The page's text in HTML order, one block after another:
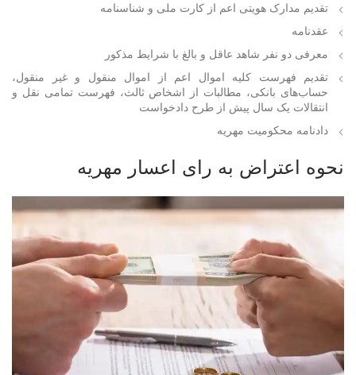
تقدیم مدارک هویتی اعم از کارت ملی و شناسنامه
عقدنامه
معرفی دو نفر شاهد عاقل و بالغ با شرایط مذکور
تقدیم فهرست کلیه اموال اعم از اموال منقول و غیر منقول،
حساب‌های بانکی، مطالبات از اشخاص ثالث، فهرست تمامی نقل و
انتقالات یک سال پیش از طرح دادخواست
دادنامه محکومیت مهریه
نحوه اعتراض به رای اعسار مهریه